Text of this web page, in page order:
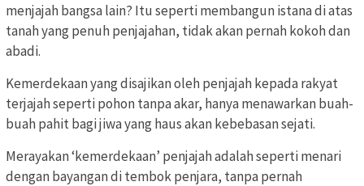
menjajah bangsa lain? Itu seperti membangun istana di atas
tanah yang penuh penjajahan, tidak akan pernah kokoh dan
abadi.
Kemerdekaan yang disajikan oleh penjajah kepada rakyat
terjajah seperti pohon tanpa akar, hanya menawarkan buah-
buah pahit bagi jiwa yang haus akan kebebasan sejati.
Merayakan ‘kemerdekaan’ penjajah adalah seperti menari
dengan bayangan di tembok penjara, tanpa pernah